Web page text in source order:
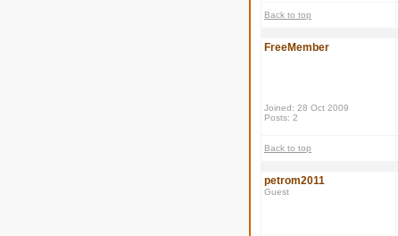
Back to top
FreeMember
Joined: 28 Oct 2009
Posts: 2
Back to top
petrom2011
Guest